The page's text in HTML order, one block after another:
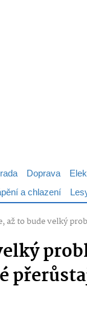
Doprava
a chlazení
až to bude velký